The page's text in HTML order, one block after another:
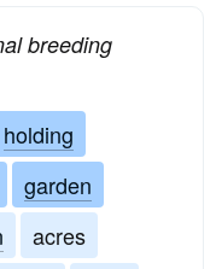
breeding
holding
garden
acres